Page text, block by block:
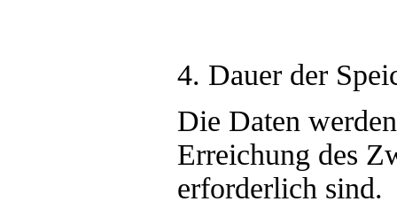
4. Dauer der
Die Daten
Erreichung des
erforderlich sind.